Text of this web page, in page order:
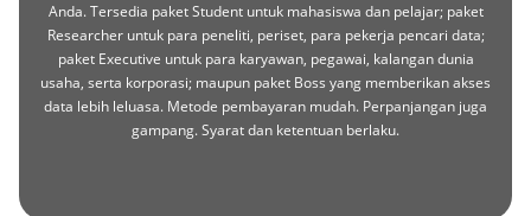
Anda. Tersedia paket Student untuk mahasiswa dan pelajar; paket
Researcher untuk para peneliti, periset, para pekerja pencari data;
paket Executive untuk para karyawan, pegawai, kalangan dunia
usaha, serta korporasi; maupun paket Boss yang memberikan akses
data lebih leluasa. Metode pembayaran mudah. Perpanjangan juga
gampang. Syarat dan ketentuan berlaku.